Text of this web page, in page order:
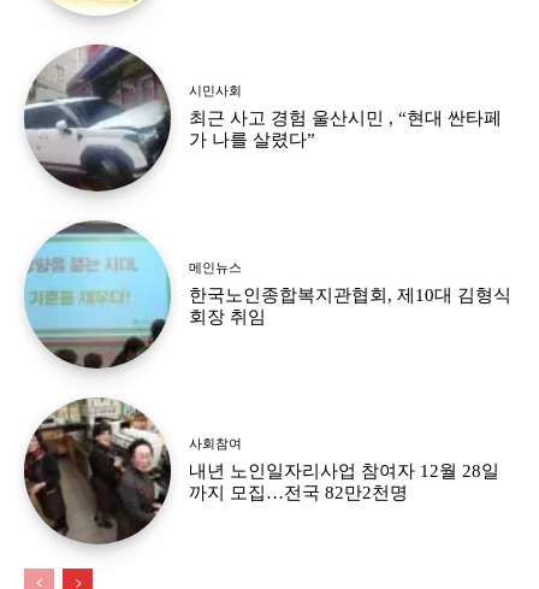
시민사회
최근 사고 경험 울산시민 , “현대 싼타페
가 나를 살렸다”
메인뉴스
한국노인종합복지관협회, 제10대 김형식
회장 취임
사회참여
내년 노인일자리사업 참여자 12월 28일
까지 모집…전국 82만2천명